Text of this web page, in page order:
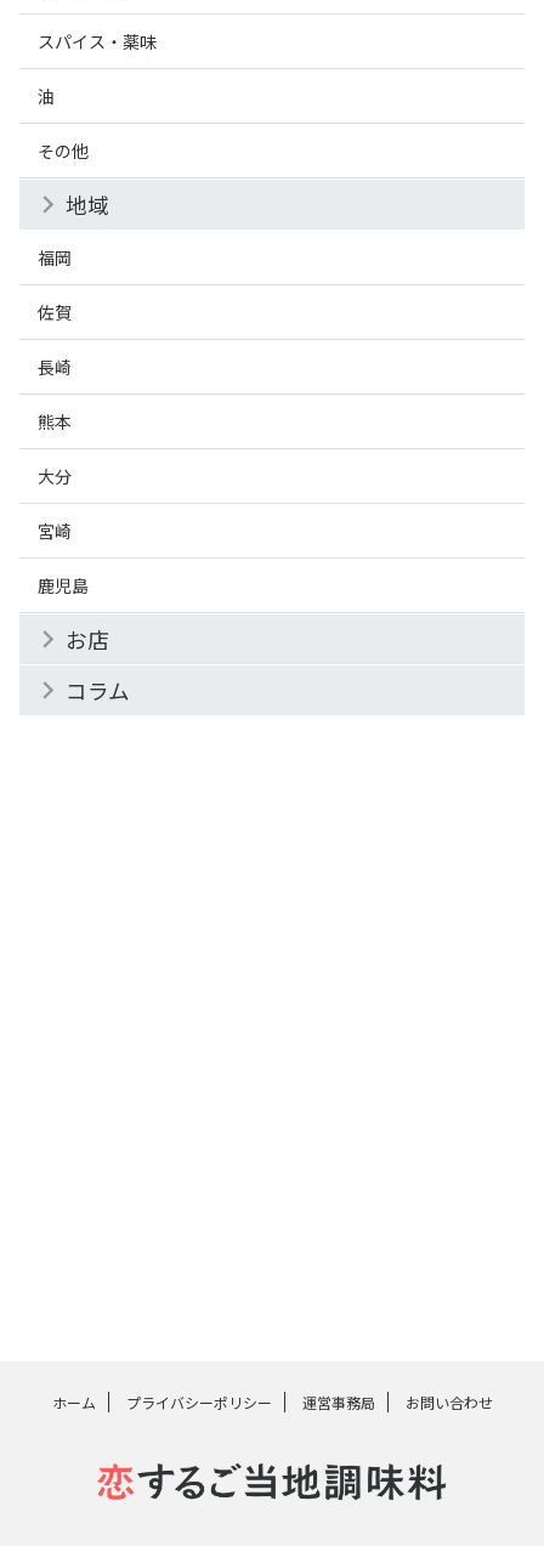
スパイス・薬味
油
その他
地域
福岡
佐賀
長崎
熊本
大分
宮崎
鹿児島
お店
コラム
ホーム プライバシーポリシー 運営事務局 お問い合わせ